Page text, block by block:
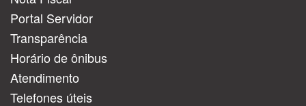
Portal Servidor
Transparência
Horário de ônibus
Atendimento
Telefones úteis